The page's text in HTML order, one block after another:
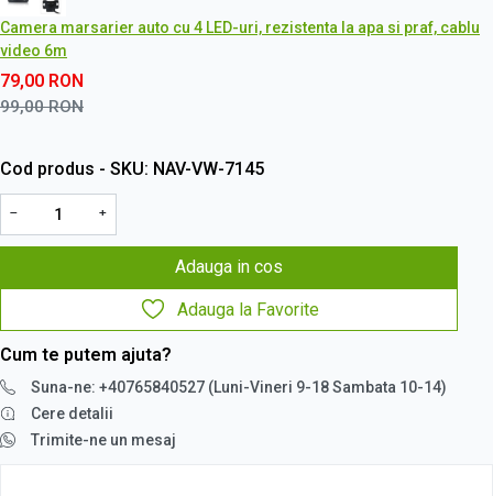
Camera marsarier auto cu 4 LED-uri, rezistenta la apa si praf, cablu
video 6m
79,00 RON
99,00RON
Cod produs - SKU NAV-VW-7145
− +
Adauga in cos
Adauga la Favorite
Cum te putem ajuta?
Suna-ne: +40765840527 (Luni-Vineri 9-18 Sambata 10-14)
Cere detalii
Trimite-ne un mesaj